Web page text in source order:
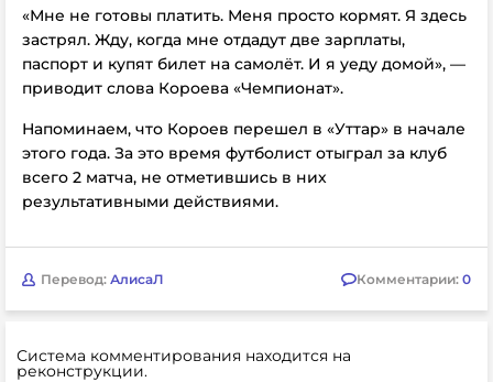
«Мне не готовы платить. Меня просто кормят. Я здесь
застрял. Жду, когда мне отдадут две зарплаты,
паспорт и купят билет на самолёт. И я уеду домой», —
приводит слова Короева «Чемпионат».
Напоминаем, что Короев перешел в «Уттар» в начале
этого года. За это время футболист отыграл за клуб
всего 2 матча, не отметившись в них
результативными действиями.
Перевод: АлисаЛ Комментарии: 0
Система комментирования находится на
реконструкции.